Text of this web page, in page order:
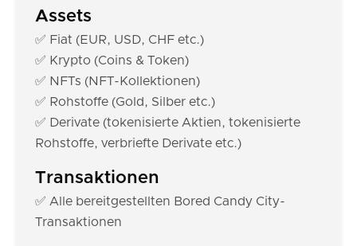
Assets
✅ Fiat (EUR, USD, CHF etc.)
✅ Krypto (Coins & Token)
✅ NFTs (NFT-Kollektionen)
✅ Rohstoffe (Gold, Silber etc.)
✅ Derivate (tokenisierte Aktien, tokenisierte
Rohstoffe, verbriefte Derivate etc.)
Transaktionen
✅ Alle bereitgestellten Bored Candy City-
Transaktionen